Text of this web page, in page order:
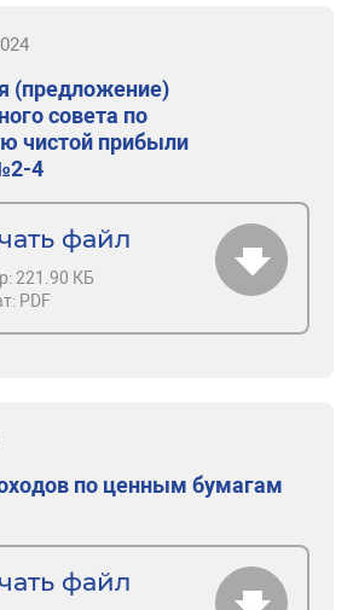
(предложение)
совета по
чистой прибыли
4
файл
221.90 КБ
PDF
по ценным бумагам
файл